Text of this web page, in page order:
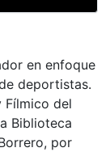
en enfoque
deportistas.
Fílmico del
Biblioteca
por